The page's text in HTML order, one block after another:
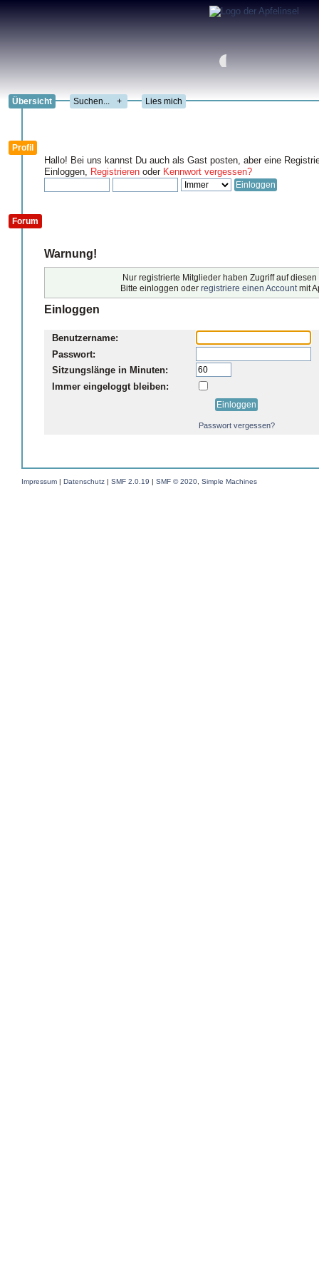
Übersicht + Lies mich
Profil
Hallo! Bei uns kannst Du auch als Gast posten, aber eine
Einloggen, Registrieren oder Kennwort vergessen?
Forum
Warnung!
Nur registrierte Mitglieder haben Zugriff auf diesen
Bitte einloggen oder registriere einen Account mit
Einloggen
Benutzername:
Passwort:
Sitzungslänge in Minuten:
Immer eingeloggt bleiben:
Passwort vergessen?
Impressum Datenschutz SMF 2.0.19 SMF © 2020, Simple Machines